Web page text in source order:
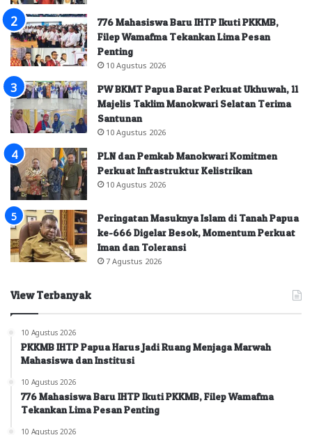
776 Mahasiswa Baru IHTP Ikuti PKKMB,
Filep Wamafma Tekankan Lima Pesan
Penting
10 Agustus 2026
PW BKMT Papua Barat Perkuat Ukhuwah, 11
Majelis Taklim Manokwari Selatan Terima
Santunan
10 Agustus 2026
PLN dan Pemkab Manokwari Komitmen
Perkuat Infrastruktur Kelistrikan
10 Agustus 2026
Peringatan Masuknya Islam di Tanah Papua
ke-666 Digelar Besok, Momentum Perkuat
Iman dan Toleransi
7 Agustus 2026
View Terbanyak
10 Agustus 2026
PKKMB IHTP Papua Harus Jadi Ruang Menjaga Marwah
Mahasiswa dan Institusi
10 Agustus 2026
776 Mahasiswa Baru IHTP Ikuti PKKMB, Filep Wamafma
Tekankan Lima Pesan Penting
10 Agustus 2026